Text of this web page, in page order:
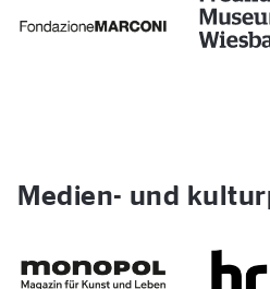
Medien- und